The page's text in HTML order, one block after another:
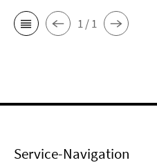
1 / 1
Service-Navigation